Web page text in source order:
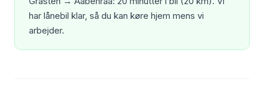
har lånebil klar, så du kan køre hjem mens vi
arbejder.